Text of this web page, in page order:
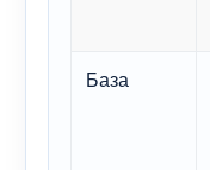
База